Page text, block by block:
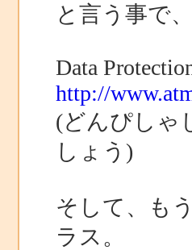
と言う事で
Data
http://
(どんぴしゃ
しょう)
そして、も
ラス。